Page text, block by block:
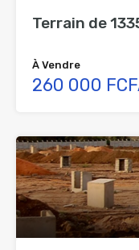
Terrain de
À Vendre
260 000